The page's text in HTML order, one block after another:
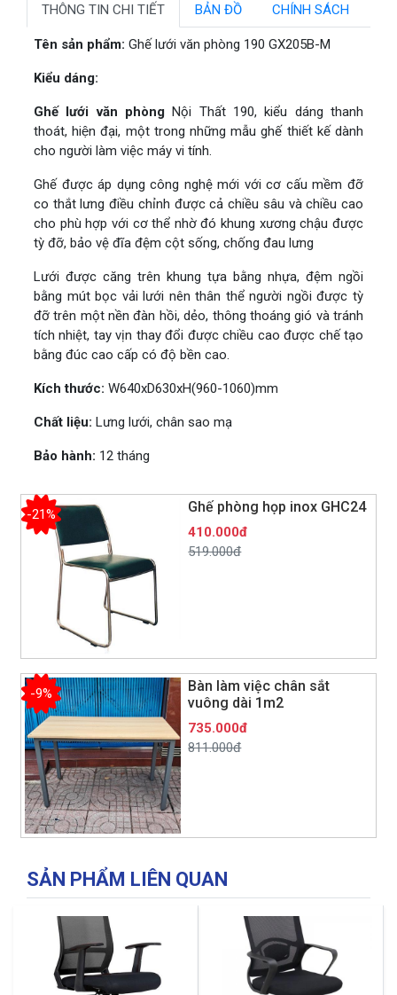
THÔNG TIN CHI TIẾT BẢN ĐỒ CHÍNH SÁCH
Tên sản phẩm: Ghế lưới văn phòng 190 GX205B-M
Kiểu dáng:
Ghế lưới văn phòng Nội Thất 190, kiểu dáng thanh
thoát, hiện đại, một trong những mẫu ghế thiết kế dành
cho người làm việc máy vi tính.
Ghế được áp dụng công nghệ mới với cơ cấu mềm đỡ
co thắt lưng điều chỉnh được cả chiều sâu và chiều cao
cho phù hợp với cơ thể nhờ đó khung xương chậu được
tỳ đỡ, bảo vệ đĩa đệm cột sống, chống đau lưng
Lưới được căng trên khung tựa bằng nhựa, đệm ngồi
bằng mút bọc vải lưới nên thân thể người ngồi được tỳ
đỡ trên một nền đàn hồi, dẻo, thông thoáng gió và tránh
tích nhiệt, tay vịn thay đổi được chiều cao được chế tạo
bằng đúc cao cấp có độ bền cao.
Kích thước: W640xD630xH(960-1060)mm
Chất liệu: Lưng lưới, chân sao mạ
Bảo hành: 12 tháng
Ghế phòng họp inox GHC24
-21%
410.000đ
519.000đ
Bàn làm việc chân sắt
vuông dài 1m2
-9%
735.000đ
811.000đ
SẢN PHẨM LIÊN QUAN